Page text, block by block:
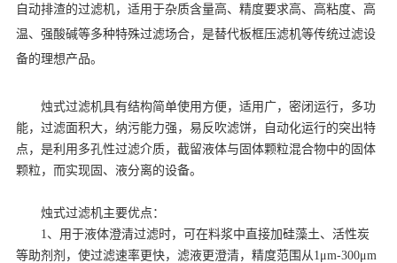
自动排渣的过滤机，适用于杂质含量高、精度要求高、高粘度、高
温、强酸碱等多种特殊过滤场合，是替代板框压滤机等传统过滤设
备的理想产品。
烛式过滤机具有结构简单使用方便，适用广，密闭运行，多功
能，过滤面积大，纳污能力强，易反吹滤饼，自动化运行的突出特
点，是利用多孔性过滤介质，截留液体与固体颗粒混合物中的固体
颗粒，而实现固、液分离的设备。
烛式过滤机主要优点：
1、用于液体澄清过滤时，可在料浆中直接加硅藻土、活性炭
等助剂剂，使过滤速率更快，滤液更澄清，精度范围从1μm-300μm